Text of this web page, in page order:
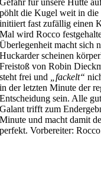
Gefahr für unsere Hütte
pöhlt die Kugel weit in
initiiert fast zufällig einen
Mal wird Rocco
Überlegenheit macht sich
Huckarder scheinen
Freistoß von Robin
steht frei und
„fackelt“
in der letzten Minute der
Entscheidung sein. Alle
Galant trifft zum
Minute und macht damit
perfekt. Vorbereiter: